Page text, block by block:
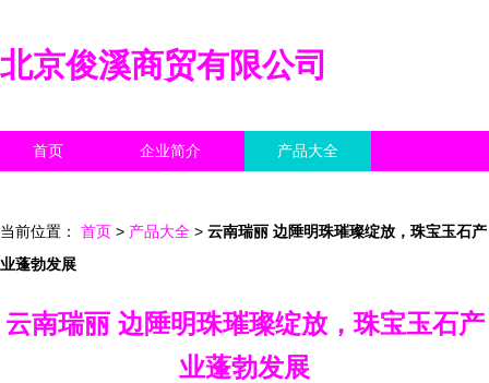
北京俊溪商贸有限公司
首页 企业简介 产品大全
当前位置： 首页 > 产品大全 > 云南瑞丽 边陲明珠璀璨绽放，珠宝玉石产
业蓬勃发展
云南瑞丽 边陲明珠璀璨绽放，珠宝玉石产
业蓬勃发展